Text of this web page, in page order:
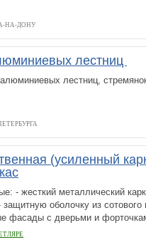
НА-ДОНУ
лестниц
лестниц,
(усиленный
- жесткий металлический
оболочку из сотового
фасады с дверьми и